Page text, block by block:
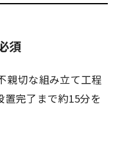
須
親切な組み立て工程
置完了まで約15分を